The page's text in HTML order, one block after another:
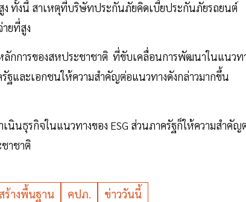
ทั้งนี้ สาเหตุที่บริษัทประกันภัยคิดเบี้ยประกันภัยรถยนต์
ยที่สูง
กการของสหประชาชาติ ที่ขับเคลื่อนการพัฒนาในแนวท
ฐและเอกชนให้ความสำคัญต่อแนวทางดังกล่าวมากขึ้น
นธุรกิจในแนวทางของ ESG ส่วนภาครัฐก็ให้ความสำคัญ
าชาติ
ร้างพื้นฐาน คปภ. ข่าววันนี้